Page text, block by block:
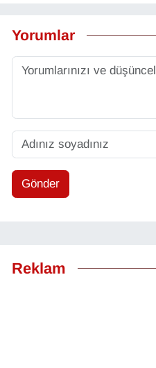
Yorumlar
Gönder
Reklam